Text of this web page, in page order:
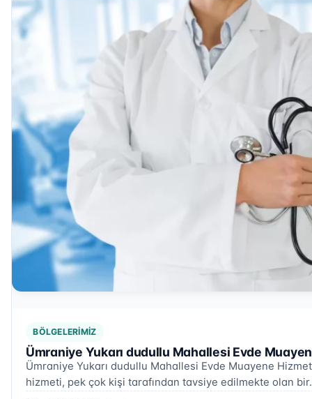
BÖLGELERIMIZ
Ümraniye Yukarı dudullu Mahallesi Evde
Ümraniye Yukarı dudullu Mahallesi Evde Muayene
hizmeti, pek çok kişi tarafından tavsiye edilmekte olan